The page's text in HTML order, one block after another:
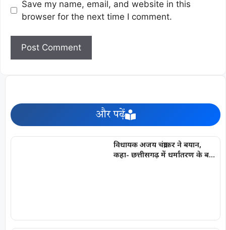
Save my name, email, and website in this
browser for the next time I comment.
और पढ़ें
विधायक अजय चंद्राकर ने बयान,
कहा- छत्तीसगढ़ में धर्मांतरण के बड़े